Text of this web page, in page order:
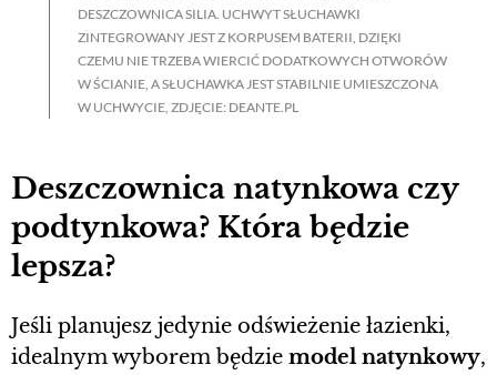
DESZCZOWNICA SILIA. UCHWYT SŁUCHAWKI
ZINTEGROWANY JEST Z KORPUSEM BATERII, DZIĘKI
CZEMU NIE TRZEBA WIERCIĆ DODATKOWYCH OTWORÓW
W ŚCIANIE, A SŁUCHAWKA JEST STABILNIE UMIESZCZONA
W UCHWYCIE, ZDJĘCIE: DEANTE.PL
Deszczownica natynkowa czy
podtynkowa? Która będzie
lepsza?
Jeśli planujesz jedynie odświeżenie łazienki,
idealnym wyborem będzie model natynkowy,